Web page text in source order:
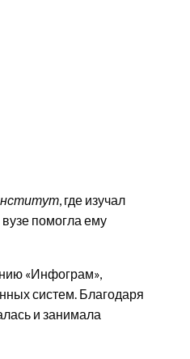
, где изучал
помогла ему
«Инфограм»,
систем. Благодаря
и занимала